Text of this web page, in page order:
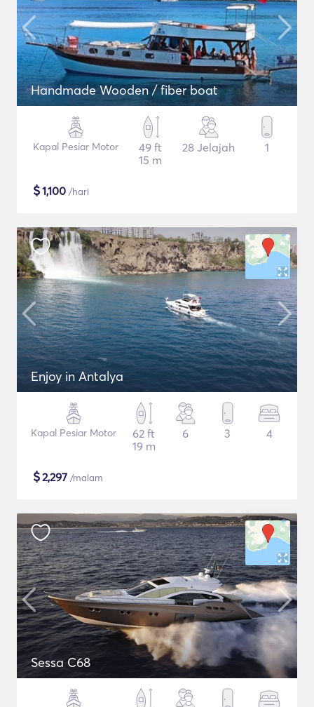
Handmade Wooden / fiber boat
Kapal Pesiar Motor
49 ft
15 m
28 Jelajah 1
$1,100 /hari
Enjoy in Antalya
Kapal Pesiar Motor
62 ft
19 m
6 3 4
$2,297 /malam
Sessa C68